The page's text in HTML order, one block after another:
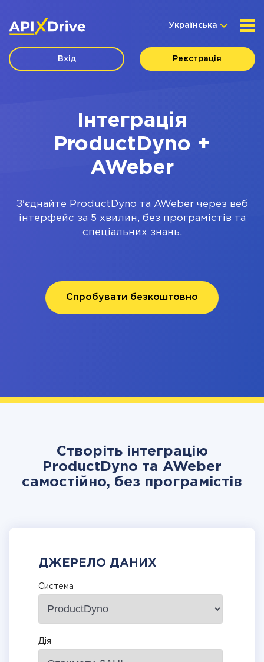
Українська
Вхід Реєстрація
Інтеграція
ProductDyno +
AWeber
З'єднайте ProductDyno та AWeberчерез веб
інтерфейс за 5 хвилин, без програмістів та
спеціальних знань.
Спробувати безкоштовно
Створіть інтеграцію
ProductDyno та AWeber
самостійно, без програмістів
ДЖЕРЕЛО ДАНИХ
Система
Дія